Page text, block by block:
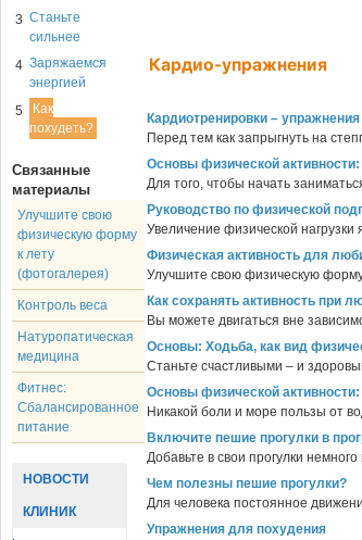
3 Станьте
сильнее
4 Заряжаемся
энергией
5
Как
похудеть?
Связанные
материалы
Улучшите свою
физическую форму
к лету
(фотогалерея)
Контроль веса
Натуропатическая
медицина
Фитнес:
Сбалансированное
питание
НОВОСТИ
КЛИНИК
Кардио-упражнения
Кардиотренировки –
Перед тем как запрыгнуть на
Основы физической
Для того, чтобы начать
Руководство по физической
Увеличение физической
Физическая активность для
Улучшите свою физическую
Как сохранять активность при
Вы можете двигаться вне
Основы: Ходьба, как вид
Станьте счастливыми – и
Основы физической
Никакой боли и море пользы от
Включите пешие прогулки в
Добавьте в свои прогулки
Чем полезны пешие прогулки?
Для человека постоянное
Упражнения для похудения